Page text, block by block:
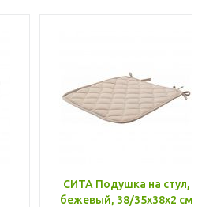
СИТА Подушка на стул,
бежевый, 38/35x38x2 см